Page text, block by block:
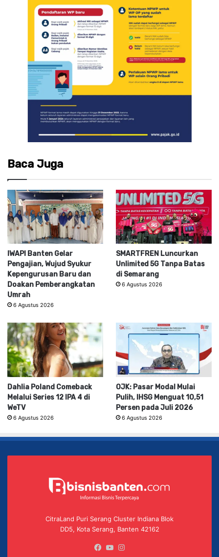
Baca Juga
IWAPI Banten Gelar
Pengajian, Wujud Syukur
Kepengurusan Baru dan
Doakan Pemberangkatan
Umrah
6 Agustus 2026
SMARTFREN Luncurkan
Unlimited 5G Tanpa Batas
di Semarang
6 Agustus 2026
Dahlia Poland Comeback
Melalui Series 12 IPA 4 di
WeTV
6 Agustus 2026
OJK: Pasar Modal Mulai
Pulih, IHSG Menguat 10,51
Persen pada Juli 2026
6 Agustus 2026
CitraLand Puri Serang Cluster Indiana Blok
DD5, Kota Serang, Banten 42162
Facebook
YouTube